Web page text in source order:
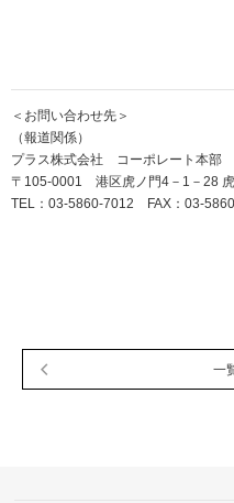
＜お問い合わせ先＞
（報道関係）
プラス株式会社 コーポレート本
〒105-0001 港区虎ノ門4－1－28
TEL：03-5860-7012 FAX：03-
一